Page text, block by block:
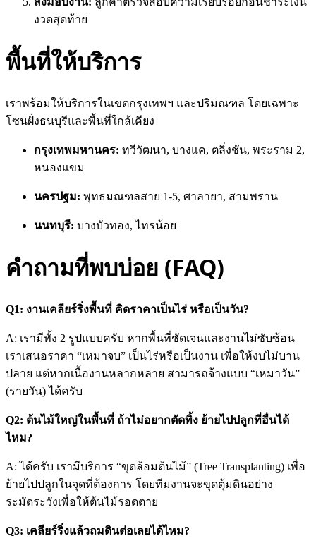
งวดสุดท้าย
พื้นที่ให้บริการ
เราพร้อมให้บริการในเขตกรุงเทพฯ และปริมณฑล โดยเฉพาะ
โซนฝั่งธนบุรีและพื้นที่ใกล้เคียง
กรุงเทพมหานคร: ทวีวัฒนา, บางแค, ตลิ่งชัน, พระราม 2,
หนองแขม
นครปฐม: พุทธมณฑลสาย 1-5, ศาลายา, สามพราน
นนทบุรี: บางบัวทอง, ไทรน้อย
คำถามที่พบบ่อย (FAQ)
Q1: งานเคลียร์ริ่งพื้นที่ คิดราคาเป็นไร่ หรือเป็นวัน?
A: เรามีทั้ง 2 รูปแบบครับ หากพื้นที่ชัดเจนและงานไม่ซับซ้อน
เราเสนอราคา “เหมาจบ” เป็นไร่หรือเป็นงาน เพื่อให้งบไม่บาน
ปลาย แต่หากเนื้องานหลากหลาย สามารถจ้างแบบ “เหมาวัน”
(รายวัน) ได้ครับ
Q2: ต้นไม้ใหญ่ในพื้นที่ ถ้าไม่อยากตัดทิ้ง ย้ายไปปลูกที่อื่นได้
ไหม?
A: ได้ครับ เรามีบริการ “ขุดล้อมต้นไม้” (Tree Transplanting) เพื่อ
ย้ายไปปลูกในจุดที่ต้องการ โดยทีมงานจะขุดตุ้มดินอย่าง
ระมัดระวังเพื่อให้ต้นไม้รอดตาย
Q3: เคลียร์ริ่งแล้วถมดินต่อเลยได้ไหม?